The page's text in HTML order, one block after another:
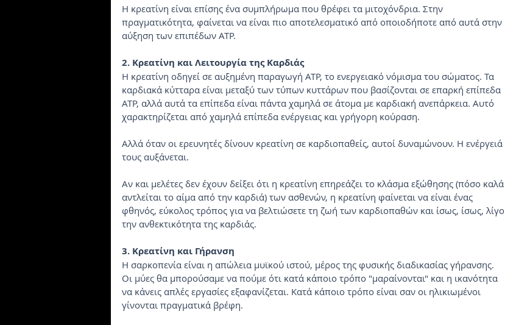
Η κρεατίνη είναι επίσης ένα συμπλήρωμα που θρέφει τα μιτοχόνδρια. Στην
πραγματικότητα, φαίνεται να είναι πιο αποτελεσματικό από οποιοδήποτε από αυτά στην
αύξηση των επιπέδων ATP.
2. Κρεατίνη και Λειτουργία της Καρδιάς
Η κρεατίνη οδηγεί σε αυξημένη παραγωγή ATP, το ενεργειακό νόμισμα του σώματος. Τα
καρδιακά κύτταρα είναι μεταξύ των τύπων κυττάρων που βασίζονται σε επαρκή επίπεδα
ATP, αλλά αυτά τα επίπεδα είναι πάντα χαμηλά σε άτομα με καρδιακή ανεπάρκεια. Αυτό
χαρακτηρίζεται από χαμηλά επίπεδα ενέργειας και γρήγορη κούραση.
Αλλά όταν οι ερευνητές δίνουν κρεατίνη σε καρδιοπαθείς, αυτοί δυναμώνουν. Η ενέργειά
τους αυξάνεται.
Αν και μελέτες δεν έχουν δείξει ότι η κρεατίνη επηρεάζει το κλάσμα εξώθησης (πόσο καλά
αντλείται το αίμα από την καρδιά) των ασθενών, η κρεατίνη φαίνεται να είναι ένας
φθηνός, εύκολος τρόπος για να βελτιώσετε τη ζωή των καρδιοπαθών και ίσως, ίσως, λίγο
την ανθεκτικότητα της καρδιάς.
3. Κρεατίνη και Γήρανση
Η σαρκοπενία είναι η απώλεια μυϊκού ιστού, μέρος της φυσικής διαδικασίας γήρανσης.
Οι μύες θα μπορούσαμε να πούμε ότι κατά κάποιο τρόπο "μαραίνονται" και η ικανότητα
να κάνεις απλές εργασίες εξαφανίζεται. Κατά κάποιο τρόπο είναι σαν οι ηλικιωμένοι
γίνονται πραγματικά βρέφη.